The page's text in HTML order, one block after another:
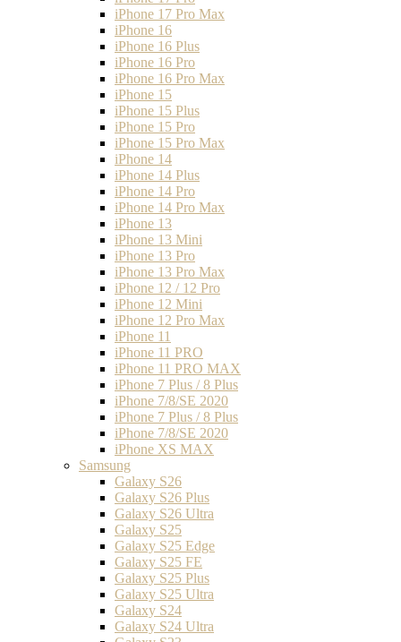
iPhone 17 Pro Max
iPhone 16
iPhone 16 Plus
iPhone 16 Pro
iPhone 16 Pro Max
iPhone 15
iPhone 15 Plus
iPhone 15 Pro
iPhone 15 Pro Max
iPhone 14
iPhone 14 Plus
iPhone 14 Pro
iPhone 14 Pro Max
iPhone 13
iPhone 13 Mini
iPhone 13 Pro
iPhone 13 Pro Max
iPhone 12 / 12 Pro
iPhone 12 Mini
iPhone 12 Pro Max
iPhone 11
iPhone 11 PRO
iPhone 11 PRO MAX
iPhone 7 Plus / 8 Plus
iPhone 7/8/SE 2020
iPhone 7 Plus / 8 Plus
iPhone 7/8/SE 2020
iPhone XS MAX
Samsung
Galaxy S26
Galaxy S26 Plus
Galaxy S26 Ultra
Galaxy S25
Galaxy S25 Edge
Galaxy S25 FE
Galaxy S25 Plus
Galaxy S25 Ultra
Galaxy S24
Galaxy S24 Ultra